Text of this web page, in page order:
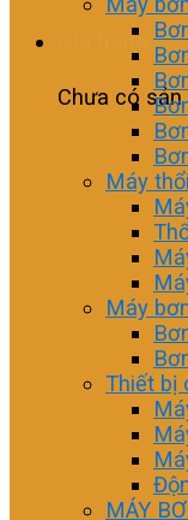
Giỏ hàng
Chưa có sản
Máy
Máy
Thiết bị
MÁY